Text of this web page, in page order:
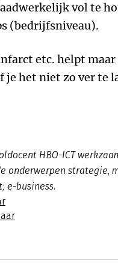
vol te
(bedrijfsniveau).
etc. helpt maar
je het niet zo ver te
HBO-ICT
onderwerpen strategie,
e-business.